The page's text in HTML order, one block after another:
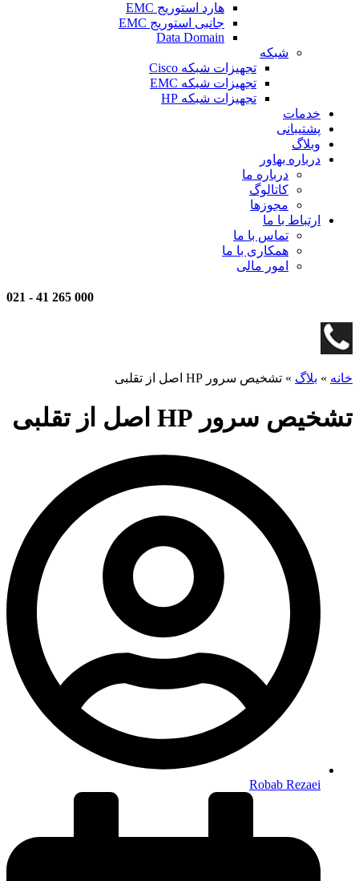
هارد استوریج EMC
جانبی استوریج EMC
Data Domain
شبکه
تجهیزات شبکه Cisco
تجهیزات شبکه EMC
تجهیزات شبکه HP
خدمات
پشتیبانی
وبلاگ
درباره بهاور
درباره ما
کاتالوگ
مجوزها
ارتباط با ما
تماس با ما
همکاری با ما
امور مالی
000 265 41
-
خانه » بلاگ » تشخیص سرور HP اصل از تقلبی
تشخیص سرور HP اصل از تقلبی
Robab Rezaei